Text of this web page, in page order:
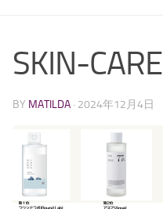
SKIN-CARE
BY MATILDA · 2024年12月4日